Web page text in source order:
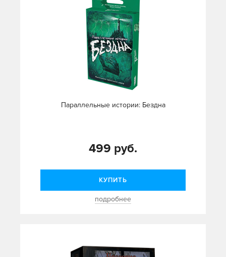
Параллельные истории: Бездна
499 руб.
КУПИТЬ
подробнее